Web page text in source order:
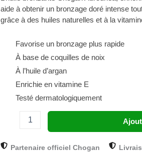
aide à obtenir un bronzage doré intense
grâce à des huiles naturelles et à la
Favorise un bronzage plus rapide
À base de coquilles de noix
À l’huile d’argan
Enrichie en vitamine E
Testé dermatologiquement
coque
de
SOL04B
Partenaire officiel Chogan